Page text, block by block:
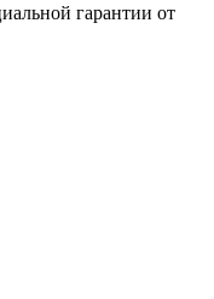
гарантии от